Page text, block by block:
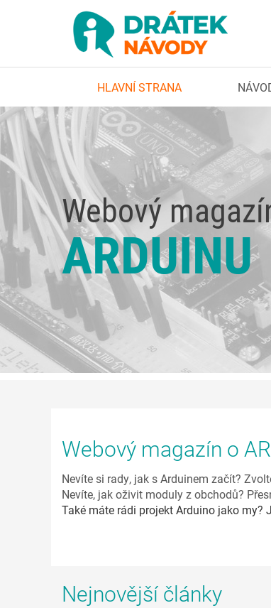
HLAVNÍ STRANA
Webový
ARDUINU
Webový magazín o
Nevíte si rady, jak s Arduinem začít?
Nevíte, jak oživit moduly z obchodů?
Také máte rádi projekt Arduino jako my?
Nejnovější články